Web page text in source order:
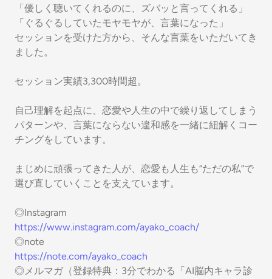
「優しく聴いてくれるのに、ズバッと言ってくれる」
「ぐるぐるしていたモヤモヤが、言葉になった」
セッションを受けた方から、そんな言葉をいただいてき
ました。
セッション実績3,300時間超。
自己理解を起点に、恋愛や人生の中で繰り返してしまう
パターンや、言葉にならない違和感を一緒に紐解くコー
チングをしています。
まじめに頑張ってきた人が、恋愛も人生も“ただの私”で
選び直していくことを支えています。
◎Instagram
https://www.instagram.com/ayako_coach/
◎note
https://note.com/ayako_coach
◎メルマガ（登録特典：3分でわかる「AI脳内キャラ診